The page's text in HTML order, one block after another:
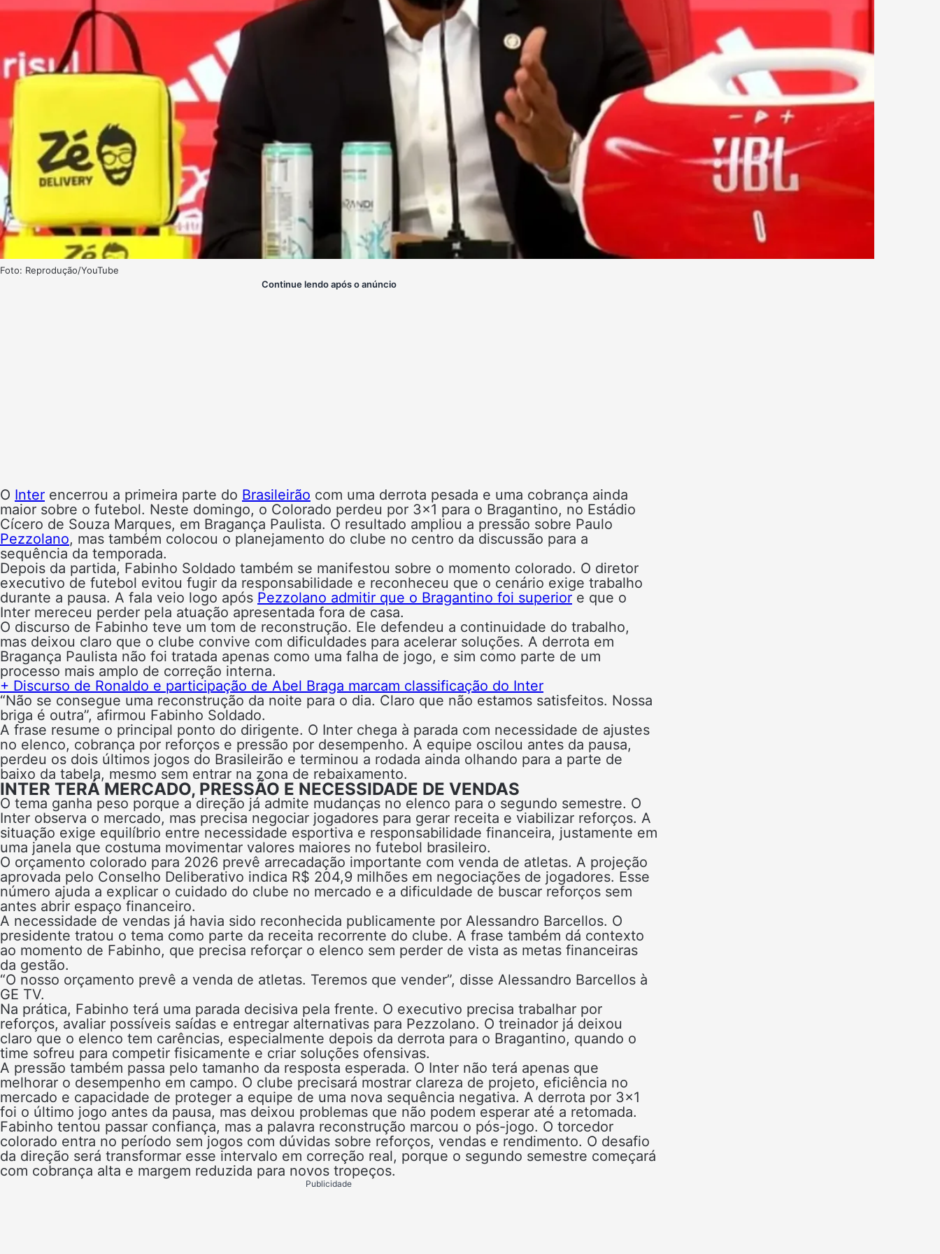
Foto: Reprodução/YouTube
Continue lendo após o anúncio
O Inter encerrou a primeira parte do Brasileirão com uma derrota pesada e uma cobrança ainda
maior sobre o futebol. Neste domingo, o Colorado perdeu por 3×1 para o Bragantino, no Estádio
Cícero de Souza Marques, em Bragança Paulista. O resultado ampliou a pressão sobre Paulo
Pezzolano, mas também colocou o planejamento do clube no centro da discussão para a
sequência da temporada.
Depois da partida, Fabinho Soldado também se manifestou sobre o momento colorado. O diretor
executivo de futebol evitou fugir da responsabilidade e reconheceu que o cenário exige trabalho
durante a pausa. A fala veio logo após Pezzolano admitir que o Bragantino foi superior e que o
Inter mereceu perder pela atuação apresentada fora de casa.
O discurso de Fabinho teve um tom de reconstrução. Ele defendeu a continuidade do trabalho,
mas deixou claro que o clube convive com dificuldades para acelerar soluções. A derrota em
Bragança Paulista não foi tratada apenas como uma falha de jogo, e sim como parte de um
processo mais amplo de correção interna.
+ Discurso de Ronaldo e participação de Abel Braga marcam classificação do Inter
“Não se consegue uma reconstrução da noite para o dia. Claro que não estamos satisfeitos. Nossa
briga é outra”, afirmou Fabinho Soldado.
A frase resume o principal ponto do dirigente. O Inter chega à parada com necessidade de ajustes
no elenco, cobrança por reforços e pressão por desempenho. A equipe oscilou antes da pausa,
perdeu os dois últimos jogos do Brasileirão e terminou a rodada ainda olhando para a parte de
baixo da tabela, mesmo sem entrar na zona de rebaixamento.
INTER TERÁ MERCADO, PRESSÃO E NECESSIDADE DE VENDAS
O tema ganha peso porque a direção já admite mudanças no elenco para o segundo semestre. O
Inter observa o mercado, mas precisa negociar jogadores para gerar receita e viabilizar reforços. A
situação exige equilíbrio entre necessidade esportiva e responsabilidade financeira, justamente em
uma janela que costuma movimentar valores maiores no futebol brasileiro.
O orçamento colorado para 2026 prevê arrecadação importante com venda de atletas. A projeção
aprovada pelo Conselho Deliberativo indica R$ 204,9 milhões em negociações de jogadores. Esse
número ajuda a explicar o cuidado do clube no mercado e a dificuldade de buscar reforços sem
antes abrir espaço financeiro.
A necessidade de vendas já havia sido reconhecida publicamente por Alessandro Barcellos. O
presidente tratou o tema como parte da receita recorrente do clube. A frase também dá contexto
ao momento de Fabinho, que precisa reforçar o elenco sem perder de vista as metas financeiras
da gestão.
“O nosso orçamento prevê a venda de atletas. Teremos que vender”, disse Alessandro Barcellos à
GE TV.
Na prática, Fabinho terá uma parada decisiva pela frente. O executivo precisa trabalhar por
reforços, avaliar possíveis saídas e entregar alternativas para Pezzolano. O treinador já deixou
claro que o elenco tem carências, especialmente depois da derrota para o Bragantino, quando o
time sofreu para competir fisicamente e criar soluções ofensivas.
A pressão também passa pelo tamanho da resposta esperada. O Inter não terá apenas que
melhorar o desempenho em campo. O clube precisará mostrar clareza de projeto, eficiência no
mercado e capacidade de proteger a equipe de uma nova sequência negativa. A derrota por 3×1
foi o último jogo antes da pausa, mas deixou problemas que não podem esperar até a retomada.
Fabinho tentou passar confiança, mas a palavra reconstrução marcou o pós-jogo. O torcedor
colorado entra no período sem jogos com dúvidas sobre reforços, vendas e rendimento. O desafio
da direção será transformar esse intervalo em correção real, porque o segundo semestre começará
com cobrança alta e margem reduzida para novos tropeços.
Publicidade